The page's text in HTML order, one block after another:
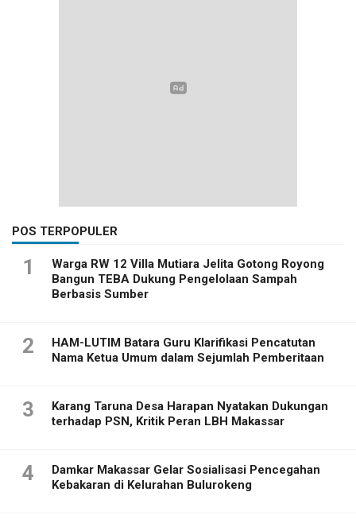
POS TERPOPULER
1
Warga RW 12 Villa Mutiara Jelita Gotong Royong
Bangun TEBA Dukung Pengelolaan Sampah
Berbasis Sumber
2
HAM-LUTIM Batara Guru Klarifikasi Pencatutan
Nama Ketua Umum dalam Sejumlah Pemberitaan
3
Karang Taruna Desa Harapan Nyatakan Dukungan
terhadap PSN, Kritik Peran LBH Makassar
4
Damkar Makassar Gelar Sosialisasi Pencegahan
Kebakaran di Kelurahan Bulurokeng